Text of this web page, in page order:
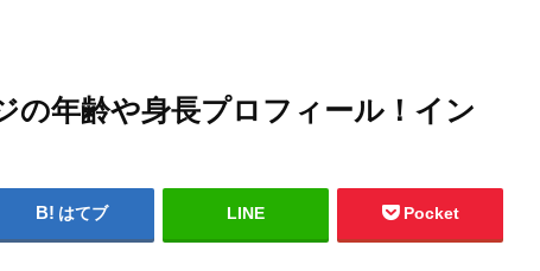
の年齢や身長プロフィール！イン
はてブ LINE Pocket